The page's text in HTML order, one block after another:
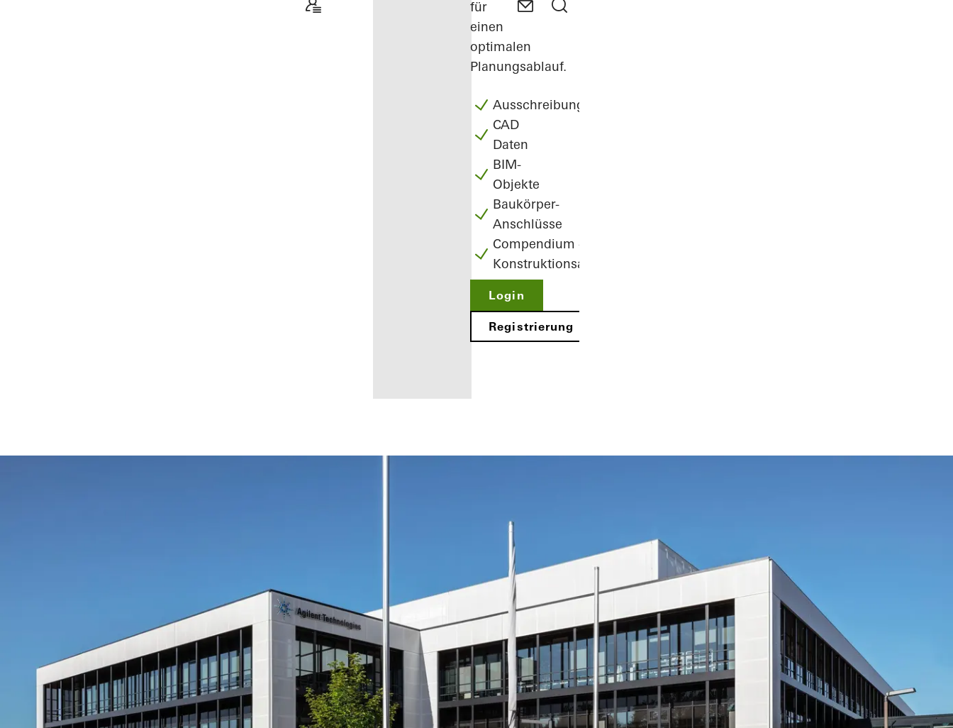
angemeldeter
kennenlernen
für
einen
optimalen
Planungsablauf.
Ausschreibungstexte
CAD
Daten
BIM-
Objekte
Baukörper-
Anschlüsse
Compendium -
Konstruktionsatlas
Login
Registrierung